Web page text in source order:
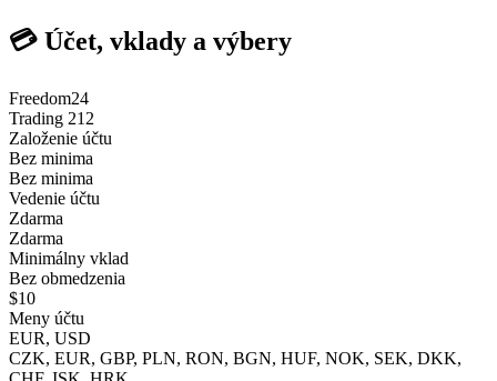
💳 Účet, vklady a výbery
Freedom24
Trading 212
Založenie účtu
Bez minima
Bez minima
Vedenie účtu
Zdarma
Zdarma
Minimálny vklad
Bez obmedzenia
$10
Meny účtu
EUR, USD
CZK, EUR, GBP, PLN, RON, BGN, HUF, NOK, SEK, DKK,